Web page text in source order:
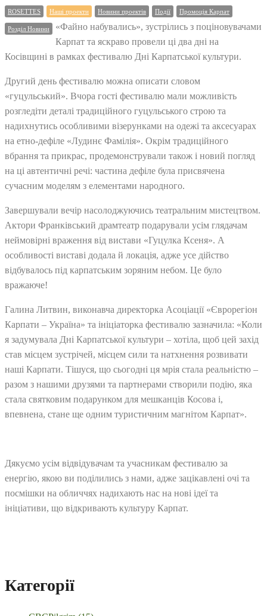
ROSETTES Наші проекти Новини проектів Події Промоція Карпат
Розділ Новини
«Файно набувались», зустрілись з поціновувачами
Карпат та яскраво провели ці два дні на
Косівщині в рамках фестивалю Дні Карпатської культури.
Другий день фестивалю можна описати словом
«гуцульський». Вчора гості фестивалю мали можливість
розгледіти деталі традиційного гуцульського строю та
надихнутись особливими візерунками на одежі та аксесуарах
на етно-дефіле «Лудинє Фамілія». Окрім традиційного
вбрання та прикрас, продемонстрували також і новий погляд
на ці автентичні речі: частина дефіле була присвячена
сучасним моделям з елементами народного.
Завершували вечір насолоджуючись театральним мистецтвом.
Актори Франківський драмтеатр подарували усім глядачам
неймовірні враження від вистави «Гуцулка Ксеня». А
особливості виставі додала й локація, адже усе дійство
відбувалось під карпатським зоряним небом. Це було
вражаюче!
Галина Литвин, виконавча директорка Асоціації «Єврорегіон
Карпати – Україна» та ініціаторка фестивалю зазначила: «Коли
я задумувала Дні Карпатської культури – хотіла, щоб цей захід
став місцем зустрічей, місцем сили та натхнення розвивати
наші Карпати. Тішуся, що сьогодні ця мрія стала реальністю –
разом з нашими друзями та партнерами створили подію, яка
стала святковим подарунком для мешканців Косова і,
впевнена, стане ще одним туристичним магнітом Карпат».
Дякуємо усім відвідувачам та учасникам фестивалю за
енергію, якою ви поділились з нами, адже зацікавлені очі та
посмішки на обличчях надихають нас на нові ідеї та
ініціативи, що відкривають культуру Карпат.
Категорії